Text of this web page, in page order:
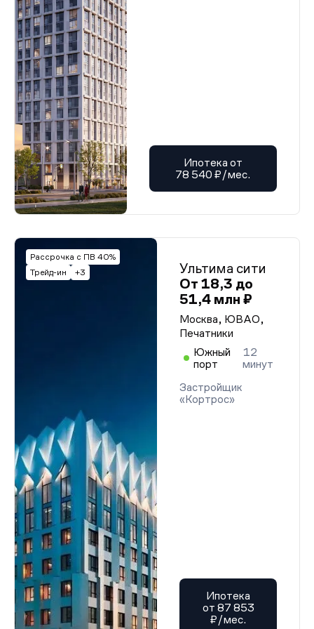
Разрешение на строительство
Разрешение на строительство
Разрешение на строительство
Разрешение на строительство
Разрешение на строительство
Разрешение на строительство
Разрешение на строительство
Разрешение на строительство
Разрешение на строительство
Разрешение на строительство
Разрешение на строительство
Разрешение на строительство
Разрешение на строительство
Разрешение на строительство
Разрешение на строительство
Разрешение на строительство
Разрешение на строительство
Разрешение на строительство
Разрешение на строительство
Разрешение на строительство
Разрешение на строительство
Разрешение на строительство
Разрешение на строительство
Разрешение на строительство
Разрешение на строительство
Разрешение на строительство
Разрешение на строительство
Разрешение на строительство
Разрешение на строительство
Разрешение на строительство
Разрешение на строительство
Разрешение на строительство
Разрешение на строительство
Разрешение на строительство
Разрешение на строительство
Разрешение на строительство
Разрешение на строительство
Разрешение на строительство
Разрешение на строительство
Разрешение на строительство
Ипотека от
78 540 ₽/мес.
Рассрочка с ПВ 40%
Трейд-ин
+3
Ультима сити
От 18,3 до
51,4 млн ₽
Москва, ЮВАО,
Печатники
Южный
порт
12
минут
Застройщик
«Кортрос»
Ипотека
от 87 853
₽/мес.